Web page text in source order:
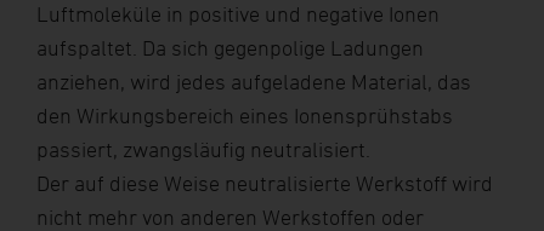
Luftmoleküle in positive und negative Ionen
aufspaltet. Da sich gegenpolige Ladungen
anziehen, wird jedes aufgeladene Material, das
den Wirkungsbereich eines Ionensprühstabs
passiert, zwangsläufig neutralisiert.
Der auf diese Weise neutralisierte Werkstoff wird
nicht mehr von anderen Werkstoffen oder